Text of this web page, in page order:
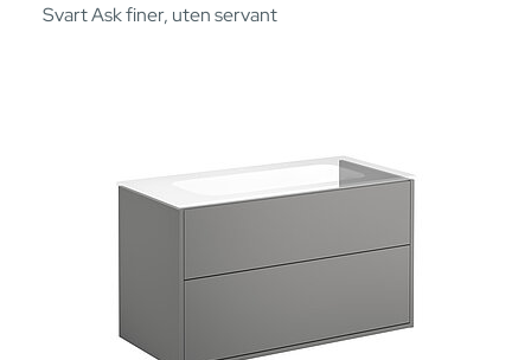
Svart Ask finer, uten servant